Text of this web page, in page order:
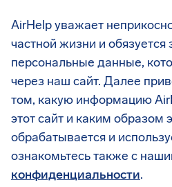
AirHelp уважает
частной жизни и
персональные данные,
через наш сайт. Далее
том, какую информацию
этот сайт и каким образом
обрабатывается и
ознакомьтесь также с
конфиденциальности.